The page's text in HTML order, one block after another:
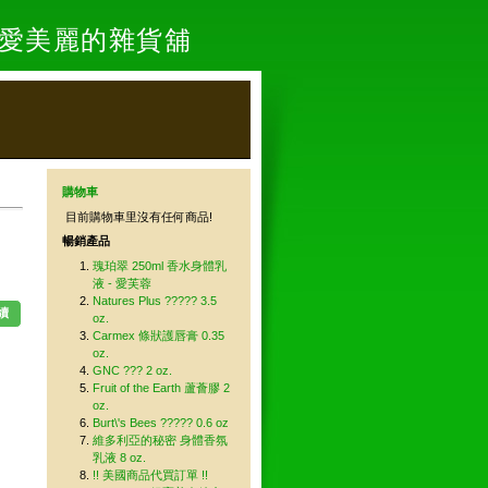
購物車
目前購物車里沒有任何商品!
暢銷產品
瑰珀翠 250ml 香水身體乳
液 - 愛芙蓉
Natures Plus ????? 3.5
oz.
Carmex 條狀護唇膏 0.35
oz.
GNC ??? 2 oz.
Fruit of the Earth 蘆薈膠 2
oz.
Burt\'s Bees ????? 0.6 oz
維多利亞的秘密 身體香氛
乳液 8 oz.
!! 美國商品代買訂單 !!
美麗的雜貨舖